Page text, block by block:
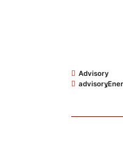
Advisory
advisory
,